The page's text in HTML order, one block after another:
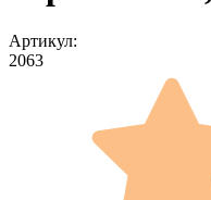
Артикул:
2063